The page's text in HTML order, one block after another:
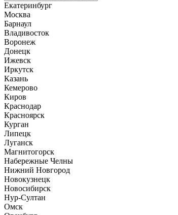
Екатеринбург
Москва
Барнаул
Владивосток
Воронеж
Донецк
Ижевск
Иркутск
Казань
Кемерово
Киров
Краснодар
Красноярск
Курган
Липецк
Луганск
Магнитогорск
Набережные Челны
Нижний Новгород
Новокузнецк
Новосибирск
Нур-Султан
Омск